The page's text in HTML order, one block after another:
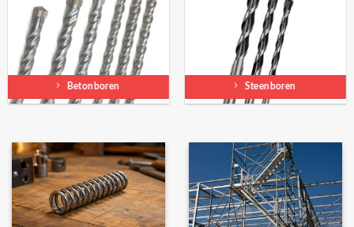
Betonboren Steenboren